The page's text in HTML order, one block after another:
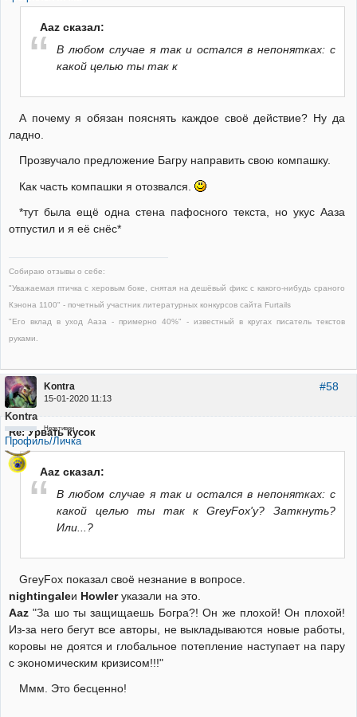
Aaz сказал:
В любом случае я так и остался в непонятках: с
какой целью ты так к
А почему я обязан пояснять каждое своё действие? Ну да
ладно.
Прозвучало предложение Багру направить свою компашку.
Как часть компашки я отозвался.
*тут была ещё одна стена пафосного текста, но укус Ааза
отпустил и я её снёс*
Собираю отзывы о себе:
"Уважаемая птичка с херовым боке, снятая на дешёвый фикс с какого-нибудь сраного
Кэнона 1100" - почетный участник литературных конкурсов сайта Furtails
"Его вклад в уход Ааза - примерно 40%" - известный в кругах писатель текстов
руками.
#58
Kontra
15-01-2020 11:13
Kontra
Неактивен
Профиль/Личка
Re: Урвать кусок
Aaz сказал:
В любом случае я так и остался в непонятках: с
какой целью ты так к GreyFox'у? Заткнуть?
Или...?
GreyFox показал своё незнание в вопросе.
nightingaleи Howlerуказали на это.
Aaz "За шо ты защищаешь Богра?! Он же плохой! Он плохой!
Из-за него бегут все авторы, не выкладываются новые работы,
коровы не доятся и глобальное потепление наступает на пару
с экономическим кризисом!!!"
Ммм. Это бесценно!